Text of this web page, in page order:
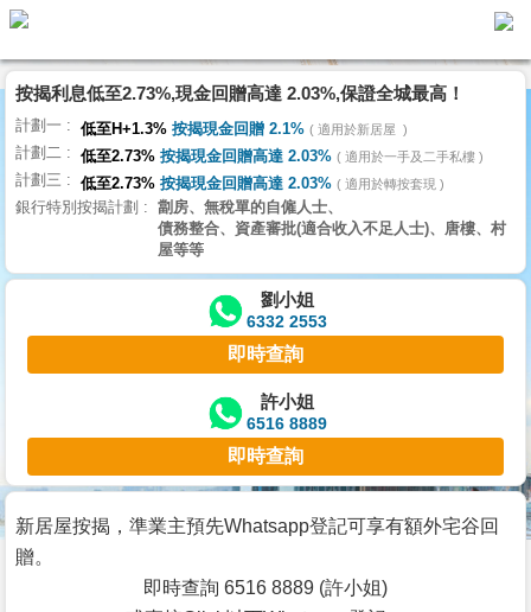
代
理
主
頁
搵
樓/
交
業
主
宅
谷
按
按揭利息低至2.73%,現金回贈高達 2.03%,保證全城最高！
計劃一 低至H+1.3% 按揭現金回贈 2.1% 適用於新居屋
計劃二 低至2.73% 按揭現金回贈高達 2.03% 適用於一手及二手私樓
計劃三 低至2.73% 按揭現金回贈高達 2.03% 適用於轉按套現
銀行特別按揭計劃
劏房、無稅單的自僱人士、
債務整合、資產審批(適合收入不足人士)、唐樓、村
屋等等
劉小姐
6332 2553
即時查詢
許小姐
6516 8889
即時查詢
新居屋按揭，準業主預先Whatsapp登記可享有額外宅谷回
贈。
即時查詢 6516 8889 (許小姐)